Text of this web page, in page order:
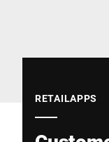
RETAILAPPS